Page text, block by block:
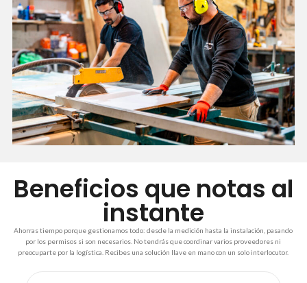
Beneficios que notas al
instante
Ahorras tiempo porque gestionamos todo: desde la medición hasta la instalación, pasando
por los permisos si son necesarios. No tendrás que coordinar varios proveedores ni
preocuparte por la logística. Recibes una solución llave en mano con un solo interlocutor.